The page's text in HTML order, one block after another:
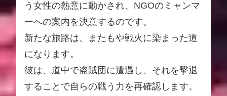
う女性の熱意に動かされ、NGOのミャンマ
ーへの案内を決意するのです。
新たな旅路は、またもや戦火に染まった道
になります。
彼は、道中で盗賊団に遭遇し、それを撃退
することで自らの戦う力を再確認します。